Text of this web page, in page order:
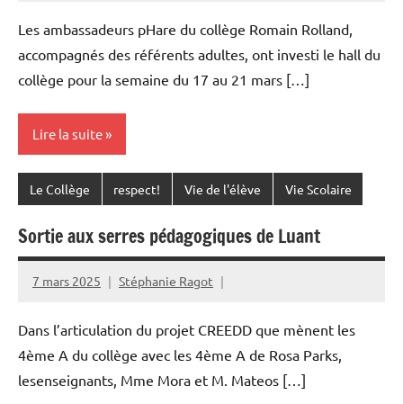
Les ambassadeurs pHare du collège Romain Rolland,
accompagnés des référents adultes, ont investi le hall du
collège pour la semaine du 17 au 21 mars […]
Lire la suite
Le Collège respect! Vie de l'élève Vie Scolaire
Sortie aux serres pédagogiques de Luant
7 mars 2025 Stéphanie Ragot
Dans l’articulation du projet CREEDD que mènent les
4ème A du collège avec les 4ème A de Rosa Parks,
lesenseignants, Mme Mora et M. Mateos […]